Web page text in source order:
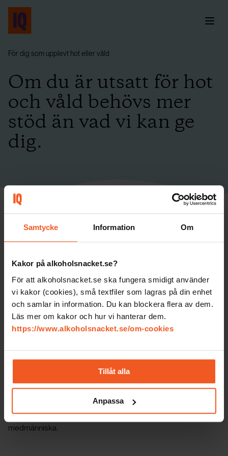
Samtycke Information Om
Kakor på alkoholsnacket.se?
För att alkoholsnacket.se ska fungera smidigt använder
vi kakor (cookies), små textfiler som lagras på din enhet
och samlar in information. Du kan blockera flera av dem.
Läs mer om kakor och hur vi hanterar dem.
https://www.alkoholsnacket.se/om-cookies
Tillåt alla
Anpassa
För dig som upplevt hot eller våld
Om du är utsatt för hot
och våld behövs mer
stöd än vad vi kan ge
dig.
Ett första steg
Sen kan det vara bra att få prata med någon.
Ring Alkoholhjälpen
Alkoholhjälpen020-844 448 har utbildade rådgivare som kan
hjälpa dig i din specifika situation. Du kan vara helt anonym
Vidare hjälp
Du kan även kontakta Kvinnofridslinjen
112där du kan få hjälp av såväl polis som jourhavande
medmänniska.